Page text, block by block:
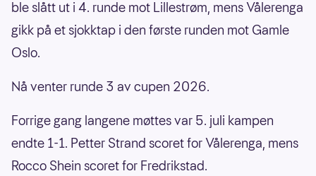
ble slått ut i 4. runde mot Lillestrøm, mens Vålerenga
gikk på et sjokktap i den første runden mot Gamle
Oslo.
Nå venter runde 3 av cupen 2026.
Forrige gang langene møttes var 5. juli kampen
endte 1-1. Petter Strand scoret for Vålerenga, mens
Rocco Shein scoret for Fredrikstad.